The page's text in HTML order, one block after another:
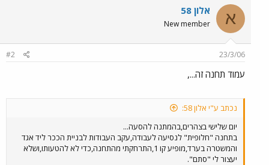
א אלון 58
New member
23/3/06
#2
עמוד תחנה זה...,
נכתב ע"י אלון 58:
יום שלישי בצהרים,בהמתנה להסעה...
בתחנה "חלופית" לנסיעה לעבודה,עקב העבודות לבניית הככר ליד אגד
והמשטרה בערד,מופיע קו 1,התרחקתי מהתחנה,כדי לא להטעותו,ושלא
יעצור לי "סתם".